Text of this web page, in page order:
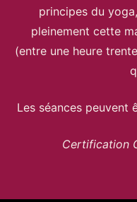
principes du
pleinement cette
(entre une heure
Les séances peuvent
Certification